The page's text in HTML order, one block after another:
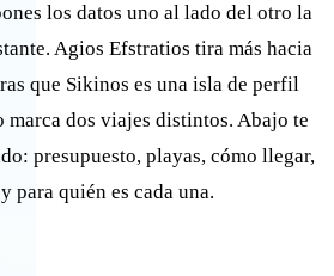
los datos uno al lado del otro la
Agios Efstratios tira más hacia
que Sikinos es una isla de perfil
marca dos viajes distintos. Abajo te
presupuesto, playas, cómo llegar,
para quién es cada una.